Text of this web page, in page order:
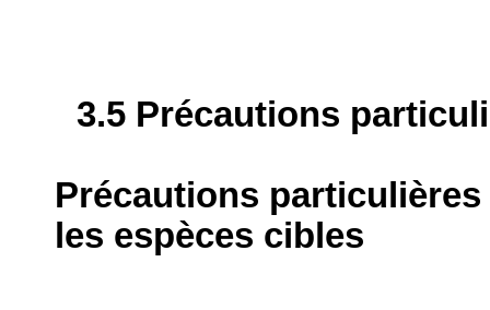
3.5 Précautions
Précautions
les espèces cibles